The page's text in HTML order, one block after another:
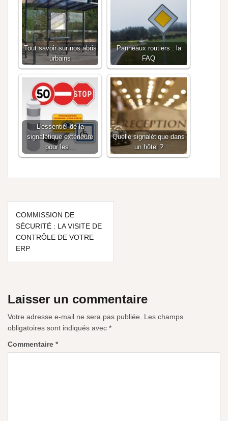
Tout savoir sur nos abris
urbains
Panneaux routiers : la
FAQ
L'essentiel de la
signalétique extérieure
pour les…
Quelle signalétique dans
un hôtel ?
COMMISSION DE
SÉCURITÉ : LA VISITE DE
CONTRÔLE DE VOTRE
ERP
Laisser un commentaire
Votre adresse e-mail ne sera pas publiée.
Les champs
obligatoires sont indiqués avec *
Commentaire *